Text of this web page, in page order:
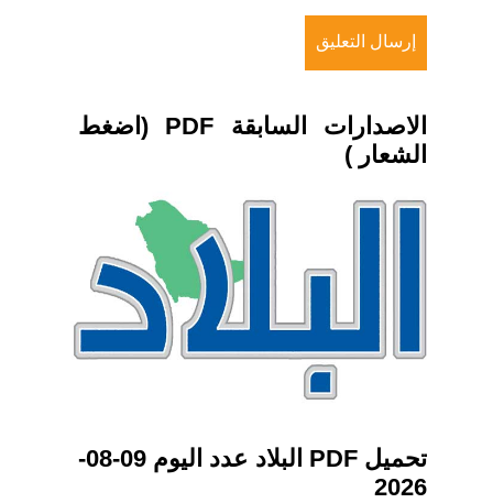
الاصدارات السابقة PDF (اضغط
الشعار )
تحميل PDF البلاد عدد اليوم 09-08-
2026